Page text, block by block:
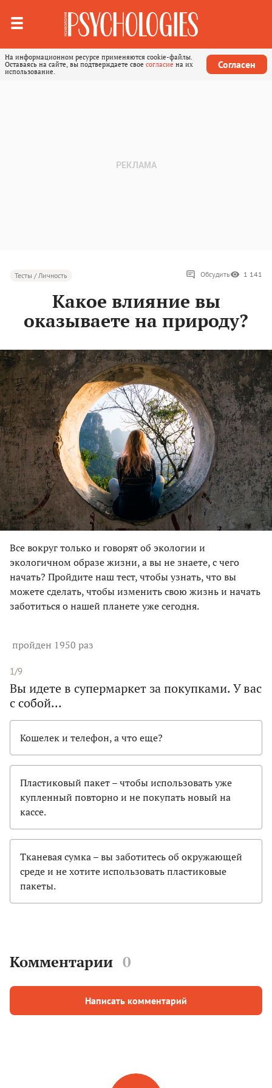
На информационном ресурсе применяются cookie-файлы.
Оставаясь на сайте, вы подтверждаете свое согласие на их
использование.
Согласен
Тесты / Личность Обсудить 1 141
Какое влияние вы
оказываете на природу?
Все вокруг только и говорят об экологии и
экологичном образе жизни, а вы не знаете, с чего
начать? Пройдите наш тест, чтобы узнать, что вы
можете сделать, чтобы изменить свою жизнь и начать
заботиться о нашей планете уже сегодня.
пройден 1950 раз
1/9
Вы идете в супермаркет за покупками. У вас
с собой...
Кошелек и телефон, а что еще?
Пластиковый пакет – чтобы использовать уже
купленный повторно и не покупать новый на
кассе.
Тканевая сумка – вы заботитесь об окружающей
среде и не хотите использовать пластиковые
пакеты.
Комментарии 0
Написать комментарий